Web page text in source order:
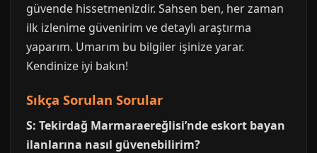
güvende hissetmenizdir. Sahsen ben, her zaman
ilk izlenime güvenirim ve detaylı araştırma
yaparım. Umarım bu bilgiler işinize yarar.
Kendinize iyi bakın!
Sıkça Sorulan Sorular
S: Tekirdağ Marmaraereğlisi’nde eskort bayan
ilanlarına nasıl güvenebilirim?